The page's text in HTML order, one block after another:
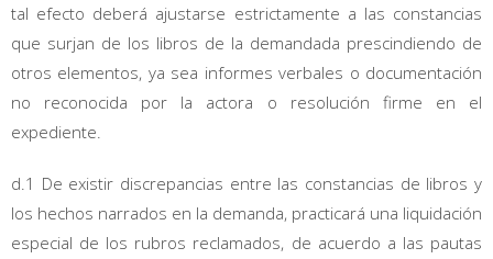
tal efecto deberá ajustarse estrictamente a las constancias
que surjan de los libros de la demandada prescindiendo de
otros elementos, ya sea informes verbales o documentación
no reconocida por la actora o resolución firme en el
expediente.
d.1 De existir discrepancias entre las constancias de libros y
los hechos narrados en la demanda, practicará una liquidación
especial de los rubros reclamados, de acuerdo a las pautas